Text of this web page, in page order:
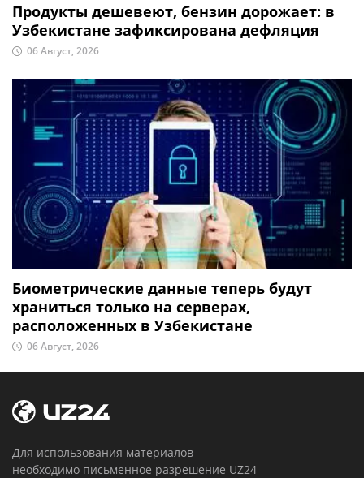
Продукты дешевеют, бензин дорожает: в
Узбекистане зафиксирована дефляция
06 Август, 2026
Биометрические данные теперь будут
храниться только на серверах,
расположенных в Узбекистане
06 Август, 2026
Для использования материалов
необходимо письменное разрешение UZ24